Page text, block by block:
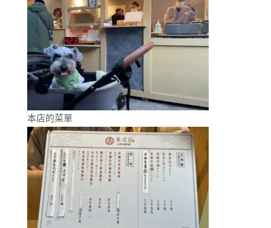
本店的菜單